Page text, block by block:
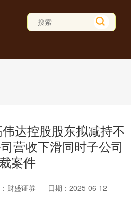
达控股股东拟减持不
营收下滑同时子公司
案件
财盛证券
日期：2025-06-12